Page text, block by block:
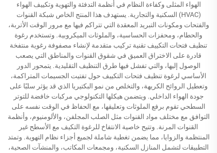
الهواء المثلى وكفاءة النظام في أنظمة التدفئة والتهوية وتكييف الهواء
(HVAC) السكنية والتجارية. يستهدف هذا المنتج الخاص شبكة القنوات
والفتحات ومكونات التبريد المعقدة التي تتراكم فيها مع مرور الوقت الأتربة،
والحطام، ومحفزات الحساسية، والملوثات الميكروبية. وتستخدم رغوة
تنظيف فتحات التكييف تقنية تركيب متقدمة لإنشاء مصفوفة رغوية منتفخة
قادرة على الاختراق العميق في شقوق القنوات والمناطق التي يصعب
الوصول إليها، والتي تفشل فيها طرق التنظيف التقليدية. يتمحور الدور
الأساسي لرغوة تنظيف فتحات التكييف حول تفتيت الجسيمات المتراكمة،
وتعطيل الروائح الكريهة، والتخلص من نمو البكتيريا الذي قد يؤثر سلبًا على
جودة الهواء الداخلي. ويتضمن هيكلها التكنولوجي مركبات خافضة للتوتر
السطحي تقوم برفع الملوثات وتعليقها، مع الحفاظ في الوقت نفسه على
التوافق مع مختلف مواد القنوات مثل الصلب المجلفن، والألومنيوم، وأنظمة
القنوات المرنة. وتتيح خاصية الانتفاخ للرغوة التكيف مع الأسطح غير
المنتظمة والزوايا، مما يضمن تغطية شاملة لجميع أجزاء نظام التهوية. وتمتد
التطبيقات لتشمل المنازل السكنية، ومجمعات المكاتب، والمنشآت الصحية،